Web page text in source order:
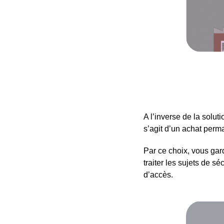
A l’inverse de la
s’agit d’un achat
Par ce choix, vous
traiter les sujets de
d’accès.